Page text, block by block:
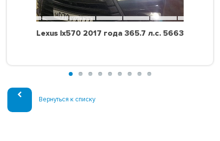
Lexus lx570 2017 года 365.7 л.с. 5663
Вернуться к списку